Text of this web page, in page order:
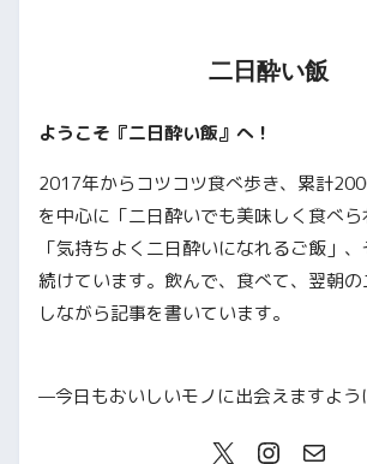
二日酔い飯
ようこそ『二日酔い飯』へ！
2017年からコツコツ食べ歩き、累計
を中心に「二日酔いでも美味しく食べら
「気持ちよく二日酔いになれるご飯」
続けています。飲んで、食べて、翌朝
しながら記事を書いています。
—今日もおいしいモノに出会えますよう